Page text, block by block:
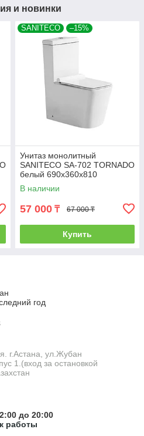
и новинки
SANITECO –15%
Унитаз монолитный
SANITECO SA-702 TORNADO
белый 690x360x810
В наличии
57 000 ₸ 67 000 ₸
Купить
год
г.Астана, ул.Жубан
1.(вход за остановкой
до 20:00
работы